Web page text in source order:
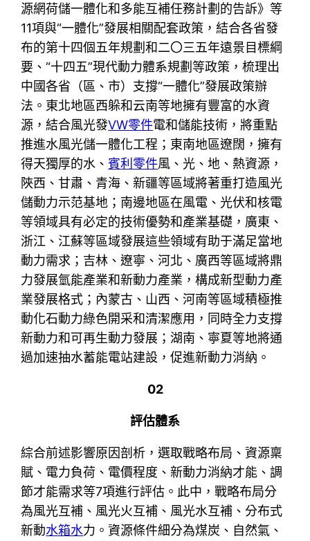
源網荷儲一體化和多能互補任務計劃的告訴》等
11項與“一體化”發展相關配套政策，結合各省發
布的第十四個五年規劃和二〇三五年遠景目標綱
要、“十四五”現代動力體系規劃等政策，梳理出
中國各省（區、市）支撐“一體化”發展政策辦
法。東北地區西躲和云南等地擁有豐富的水資
源，結合風光發VW零件電和儲能技術，將重點
推進水風光儲一體化工程；東南地區遼闊，擁有
得天獨厚的水、賓利零件風、光、地、熱資源，
陜西、甘肅、青海、新疆等區域將著重打造風光
儲動力示范基地；南邊地區在風電、光伏和核電
等領域具有必定的技術優勢和產業基礎，廣東、
浙江、江蘇等區域發展這些領域有助于滿足當地
動力需求；吉林、遼寧、河北、廣西等區域將鼎
力發展氫能產業和新動力產業，構成新型動力產
業發展格式；內蒙古、山西、河南等區域積極推
動化石動力綠色開采和清潔應用，同時全力支撐
新動力和可再生動力發展；湖南、寧夏等地將通
過加速抽水蓄能電站建設，促進新動力消納。
02
評估體系
綜合前述影響原因剖析，選取戰略布局、資源稟
賦、電力負荷、電價程度、新動力消納才能、調
節才能需求等7項進行評估。此中，戰略布局分
為風光互補、風光火互補、風光水互補、分布式
新動水箱水力。資源條件細分為煤炭、自然氣、